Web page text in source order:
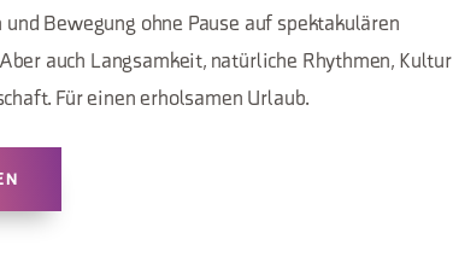
Bewegung ohne Pause auf spektakulären
auch Langsamkeit, natürliche Rhythmen, Kultur
Für einen erholsamen Urlaub.